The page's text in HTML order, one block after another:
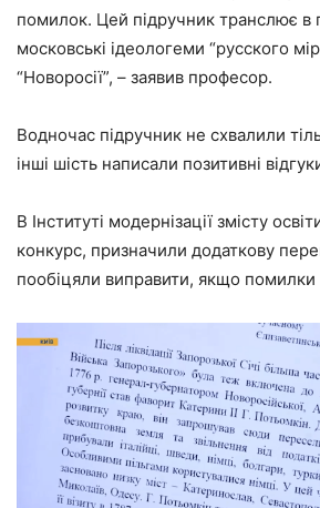
помилок. Цей підручник транслює в
московські ідеологеми “русского
“Новоросії”, – заявив професор.
Водночас підручник не схвалили
інші шість написали позитивні
В Інституті модернізації змісту
конкурс, призначили додаткову
пообіцяли виправити, якщо помилки